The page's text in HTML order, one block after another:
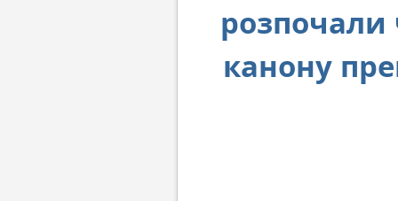
розпочали
канону